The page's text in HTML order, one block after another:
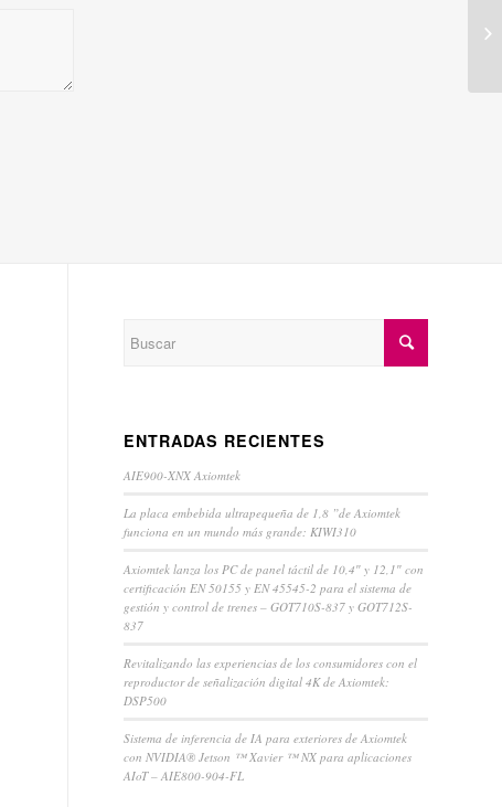
ENTRADAS RECIENTES
AIE900-XNX Axiomtek
La placa embebida ultrapequeña de 1,8 ”de Axiomtek
funciona en un mundo más grande: KIWI310
Axiomtek lanza los PC de panel táctil de 10,4″ y 12,1″ con
certificación EN 50155 y EN 45545-2 para el sistema de
gestión y control de trenes – GOT710S-837 y GOT712S-
837
Revitalizando las experiencias de los consumidores con el
reproductor de señalización digital 4K de Axiomtek:
DSP500
Sistema de inferencia de IA para exteriores de Axiomtek
con NVIDIA® Jetson ™ Xavier ™ NX para aplicaciones
AIoT – AIE800-904-FL